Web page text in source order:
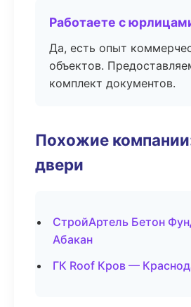
Работаете с
Да, есть опыт
объектов.
комплект документов.
Похожие
двери
СтройАртель Бетон
Абакан
ГК Roof Кров —